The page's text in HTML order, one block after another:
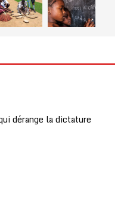
dérange la dictature